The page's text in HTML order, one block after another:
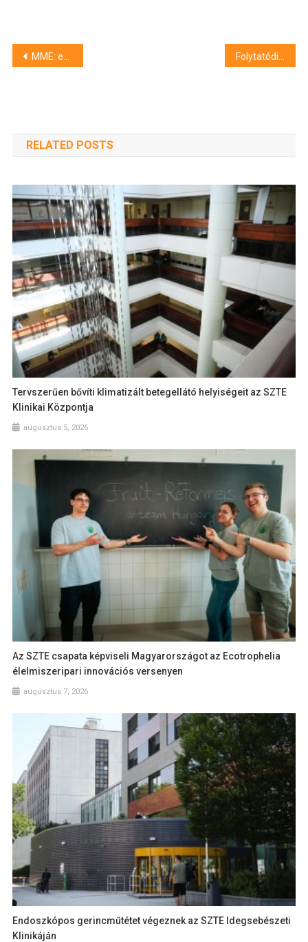
Bejegyzés
MME: egyre több vonuló parti madárfaj van veszélyben
RELATED POSTS
Tervszerűen bővíti klimatizált betegellátó helyiségeit az SZTE
Klinikai Központja
augusztus 5, 2026
Az SZTE csapata képviseli Magyarországot az Ecotrophelia
élelmiszeripari innovációs versenyen
augusztus 7, 2026
Endoszkópos gerincműtétet végeznek az SZTE Idegsebészeti
Klinikáján